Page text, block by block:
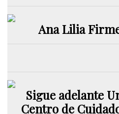
Ana Lilia
Sigue adelante
Centro de